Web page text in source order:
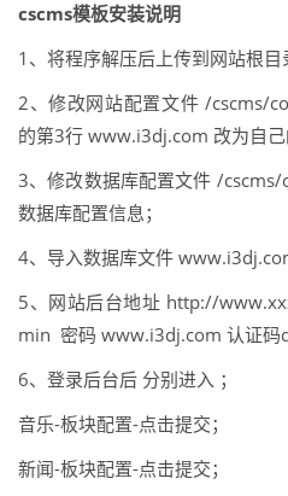
cscms模板安装说明
1、将程序解压后上传到网站根目
2、修改网站配置文件 /cscms/
的第3行 www.i3dj.com 改为自己
3、修改数据库配置文件 /
数据库配置信息；
4、导入数据库文件
5、网站后台地址 http://
min 密码 www.i3dj.com 认证码
6、登录后台后 分别进入 ；
音乐-板块配置-点击提交；
新闻-板块配置-点击提交；